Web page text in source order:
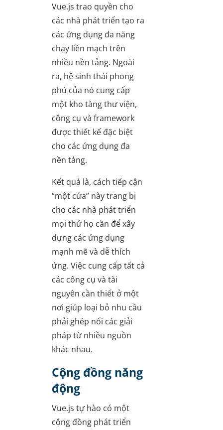
Vue.js trao quyền cho
các nhà phát triển tạo ra
các ứng dụng đa năng
chạy liền mạch trên
nhiều nền tảng. Ngoài
ra, hệ sinh thái phong
phú của nó cung cấp
một kho tàng thư viện,
công cụ và framework
được thiết kế đặc biệt
cho các ứng dụng đa
nền tảng.
Kết quả là, cách tiếp cận
“một cửa” này trang bị
cho các nhà phát triển
mọi thứ họ cần để xây
dựng các ứng dụng
mạnh mẽ và dễ thích
ứng. Việc cung cấp tất cả
các công cụ và tài
nguyên cần thiết ở một
nơi giúp loại bỏ nhu cầu
phải ghép nối các giải
pháp từ nhiều nguồn
khác nhau.
Cộng đồng năng
động
Vue.js tự hào có một
cộng đồng phát triển